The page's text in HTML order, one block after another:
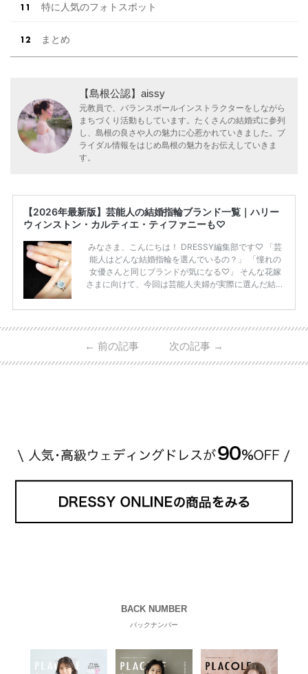
特に人気のフォトスポット
まとめ
【島根公認】aissy
元教員で、バランスボールインストラクターをしながら
まちづくり活動もしています。たくさんの結婚式に参列
し、島根の良さや人の魅力に心惹かれていきました。ブ
ライダル情報をはじめ島根の魅力をお伝えしていきま
す。
【2026年最新版】芸能人の結婚指輪ブランド一覧｜ハリー
ウィンストン・カルティエ・ティファニーも♡
みなさま、こんにちは！ DRESSY編集部です♡ 「芸
能人はどんな結婚指輪を選んでいるの？」 「憧れの
女優さんと同じブランドが気になる♡」 そんな花嫁
さまに向けて、今回は芸能人夫婦が実際に選んだ結婚
ーウィンストンやカルティエ、ティファニーなど世界
日本で人気のブランドまで幅広くご紹介。 さらに、
・愛用している芸能人夫婦 ・リングの特徴や魅力 ・
← 前の記事 次の記事 →
BACK NUMBER
バックナンバー